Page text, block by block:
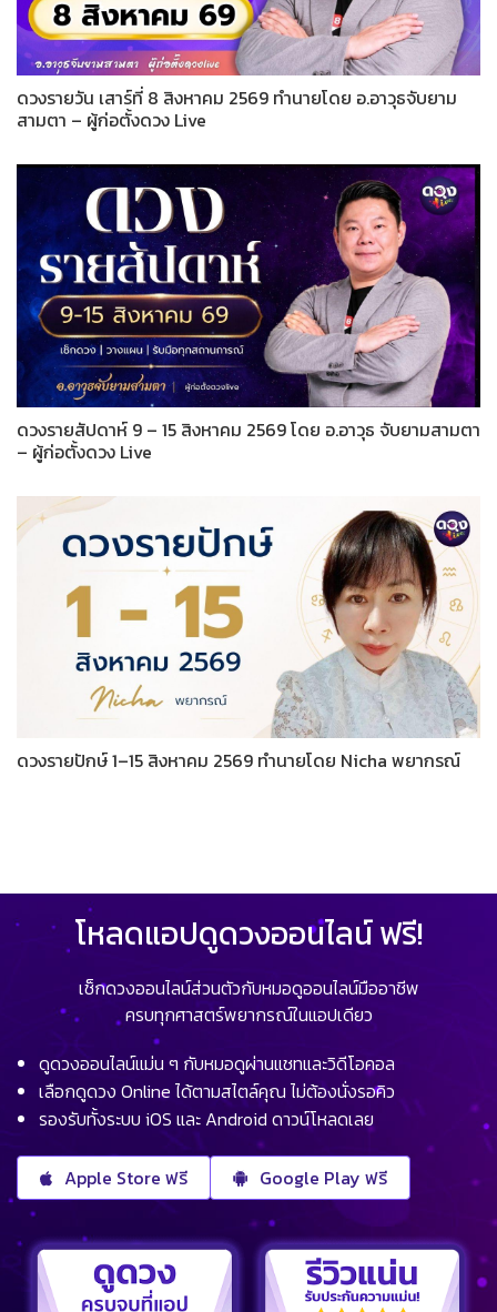
ดวงรายวัน เสาร์ที่ 8 สิงหาคม 2569 ทำนายโดย อ.อาวุธจับยาม
สามตา – ผู้ก่อตั้งดวง Live
ดวงรายสัปดาห์ 9 – 15 สิงหาคม 2569 โดย อ.อาวุธ จับยามสามตา
– ผู้ก่อตั้งดวง Live
ดวงรายปักษ์ 1–15 สิงหาคม 2569 ทำนายโดย Nicha พยากรณ์
โหลดแอปดูดวงออนไลน์ ฟรี!
เช็กดวงออนไลน์ส่วนตัวกับหมอดูออนไลน์มืออาชีพ
ครบทุกศาสตร์พยากรณ์ในแอปเดียว
ดูดวงออนไลน์แม่น ๆ กับหมอดูผ่านแชทและวิดีโอคอล
เลือกดูดวง Online ได้ตามสไตล์คุณ ไม่ต้องนั่งรอคิว
รองรับทั้งระบบ iOS และ Android ดาวน์โหลดเลย
Apple Store ฟรี Google Play ฟรี